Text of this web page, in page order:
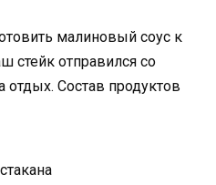
малиновый соус к
стейк отправился со
Состав продуктов